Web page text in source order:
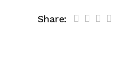
Share: